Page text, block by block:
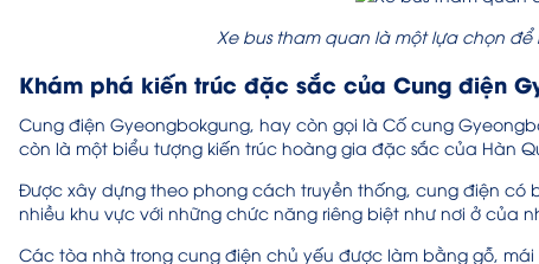
Xe bus tham quan là một lựa chọn
Khám phá kiến trúc đặc sắc của Cung điện
Cung điện Gyeongbokgung, hay còn gọi là Cố cung
còn là một biểu tượng kiến trúc hoàng gia đặc sắc của Hàn
Được xây dựng theo phong cách truyền thống, cung điện
nhiều khu vực với những chức năng riêng biệt như nơi ở của
Các tòa nhà trong cung điện chủ yếu được làm bằng gỗ,